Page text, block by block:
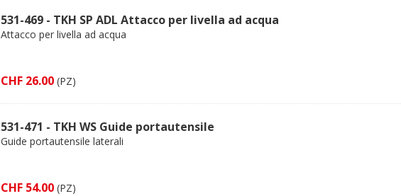
531-469 - TKH SP ADL Attacco per livella ad acqua
Attacco per livella ad acqua
CHF 26.00 (PZ)
531-471 - TKH WS Guide portautensile
Guide portautensile laterali
CHF 54.00 (PZ)